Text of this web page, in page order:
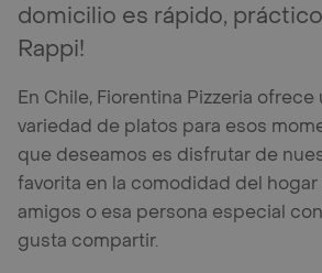
domicilio es rápido,
Rappi!
En Chile, Fiorentina Pizzeria ofrece
variedad de platos para esos
que deseamos es disfrutar de
favorita en la comodidad del hogar
amigos o esa persona especial
gusta compartir.